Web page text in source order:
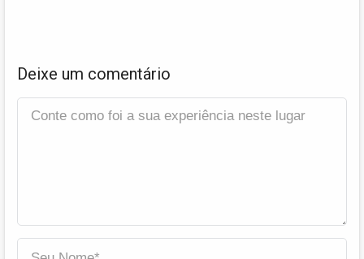
Deixe um comentário